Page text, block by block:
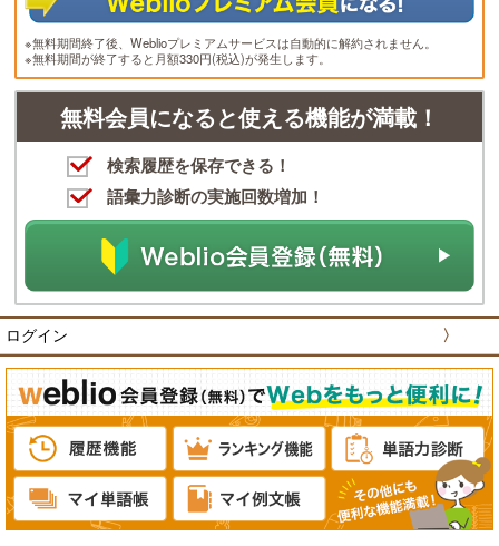
※無料期間終了後、Weblioプレミアムサービスは自動的に解約されません。
※無料期間が終了すると月額330円(税込)が発生します。
無料会員になると使える機能が満載！
検索履歴を保存できる！
語彙力診断の実施回数増加！
ログイン 〉